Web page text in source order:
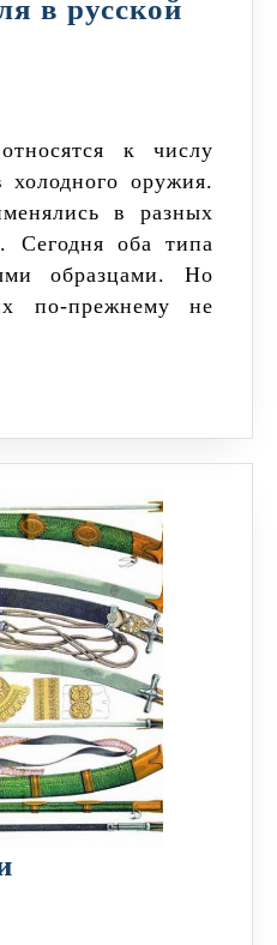
в русской
оружия.
в разных
Сегодня оба типа
образцами. Но
по-прежнему не